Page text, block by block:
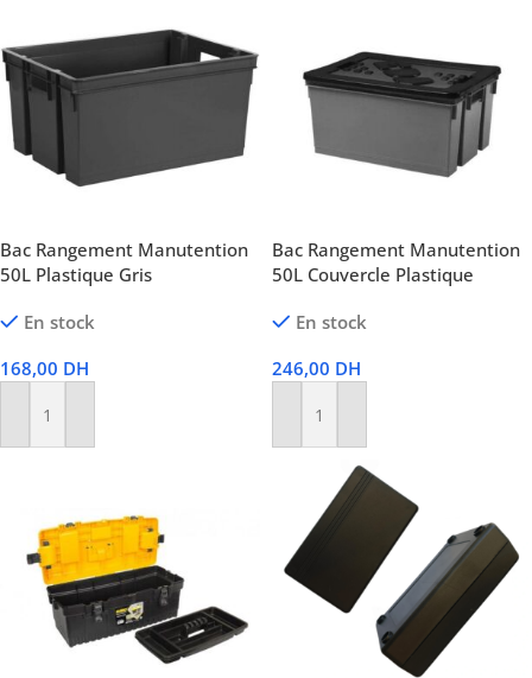
Bac Rangement Manutention
50L Plastique Gris
En stock
168,00 DH
Ajouter Au Panier
Bac Rangement Manutention
50L Couvercle Plastique
En stock
246,00 DH
Ajouter Au Panier